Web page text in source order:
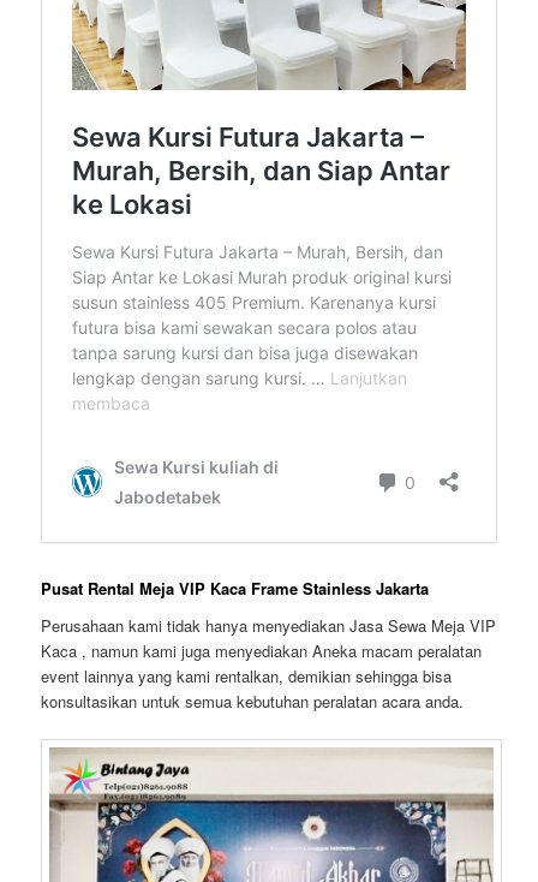
Pusat Rental Meja VIP Kaca Frame Stainless Jakarta
Perusahaan kami tidak hanya menyediakan Jasa Sewa Meja VIP
Kaca , namun kami juga menyediakan Aneka macam peralatan
event lainnya yang kami rentalkan, demikian sehingga bisa
konsultasikan untuk semua kebutuhan peralatan acara anda.